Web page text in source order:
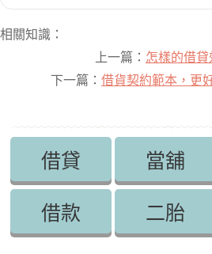
相關知識：
上一篇： 怎樣的借貸
下一篇： 借貨契約範本，更
借貸 當舖
借款 二胎